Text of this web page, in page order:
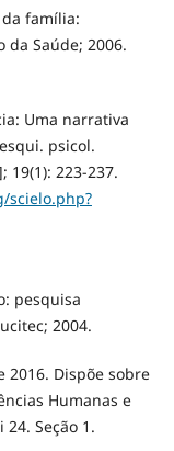
família:
Saúde; 2006.
Uma narrativa
psicol.
19(1): 223-237.
scielo.php?
pesquisa
2004.
2016. Dispõe sobre
Humanas e
Seção 1.